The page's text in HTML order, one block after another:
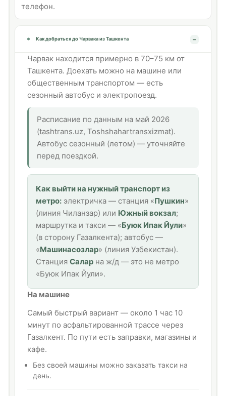
телефон.
Как добраться до Чарвака из Ташкента
Чарвак находится примерно в 70–75 км от
Ташкента. Доехать можно на машине или
общественным транспортом — есть
сезонный автобус и электропоезд.
Расписание по данным на май 2026
(tashtrans.uz, Toshshahartransxizmat).
Автобус сезонный (летом) — уточняйте
перед поездкой.
Как выйти на нужный транспорт из
метро:электричка — станция «Пушкин»
(линия Чиланзар) или Южный вокзал;
маршрутка и такси — «Буюк Ипак Йули»
(в сторону Газалкента); автобус —
«Машинасозлар» (линия Узбекистан).
Станция Саларна ж/д — это не метро
«Буюк Ипак Йули».
На машине
Самый быстрый вариант — около 1 час 10
минут по асфальтированной трассе через
Газалкент. По пути есть заправки, магазины и
кафе.
Без своей машины можно заказать такси на
день.